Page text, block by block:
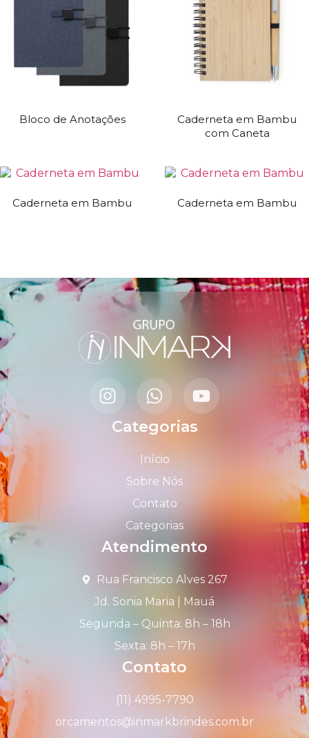
Bloco de Anotações
Caderneta em Bambu
com Caneta
Caderneta em Bambu Caderneta em Bambu
Categorias
Início
Sobre Nós
Contato
Categorias
Atendimento
Rua Francisco Alves 267
Jd. Sonia Maria | Mauá
Segunda – Quinta: 8h – 18h
Sexta: 8h – 17h
Contato
(11) 4995-7790
orcamentos@inmarkbrindes.com.br